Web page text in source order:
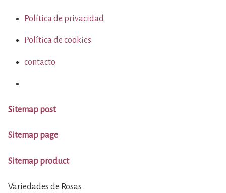
Política de privacidad
Política de cookies
contacto
Sitemap post
Sitemap page
Sitemap product
Variedades de Rosas